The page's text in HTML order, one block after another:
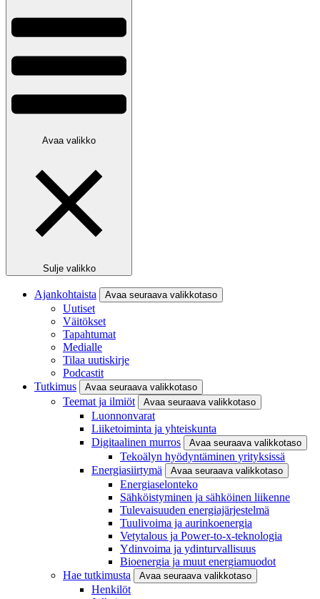
Avaa valikko
Sulje valikko
Ajankohtaista Avaa seuraava valikkotaso
Uutiset
Väitökset
Tapahtumat
Medialle
Tilaa uutiskirje
Podcastit
Tutkimus
Avaa seuraava valikkotaso
Teemat ja ilmiöt Avaa seuraava valikkotaso
Luonnonvarat
Liiketoiminta ja yhteiskunta
Digitaalinen murros
Avaa seuraava valikkotaso
Tekoälyn hyödyntäminen yrityksissä
Energiasiirtymä
Avaa seuraava valikkotaso
Energiaselonteko
Sähköistyminen ja sähköinen liikenne
Tulevaisuuden energiajärjestelmä
Tuulivoima ja aurinkoenergia
Vetytalous ja Power-to-x-teknologia
Ydinvoima ja ydinturvallisuus
Bioenergia ja muut energiamuodot
Hae tutkimusta
Avaa seuraava valikkotaso
Henkilöt